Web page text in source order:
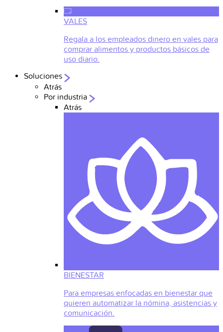
VALES
Regala a los empleados dinero en vales para
comprar alimentos y productos básicos de
uso diario.
Soluciones
Atrás
Por industria
Atrás
BIENESTAR
Para empresas enfocadas en bienestar que
quieren automatizar la nómina, asistencias y
comunicación.